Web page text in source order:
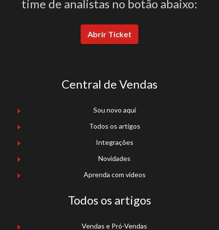
time de analistas no botão abaixo:
Abrir Ticket
Central de Vendas
Sou novo aqui
Todos os artigos
Integrações
Novidades
Aprenda com vídeos
Todos os artigos
Vendas e Pró-Vendas